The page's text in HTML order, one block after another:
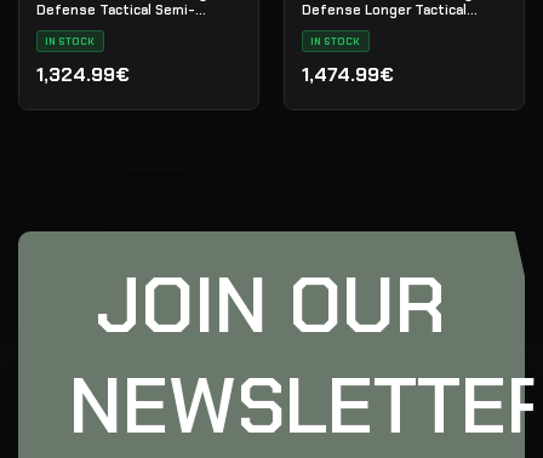
Defense Tactical Semi-
Automatische Karabijn 9×19
IN STOCK
1,324.99€
Defense Longer Tactical
Semi-Automatische Karabijn
9×19
IN STOCK
1,474.99€
JOIN OUR